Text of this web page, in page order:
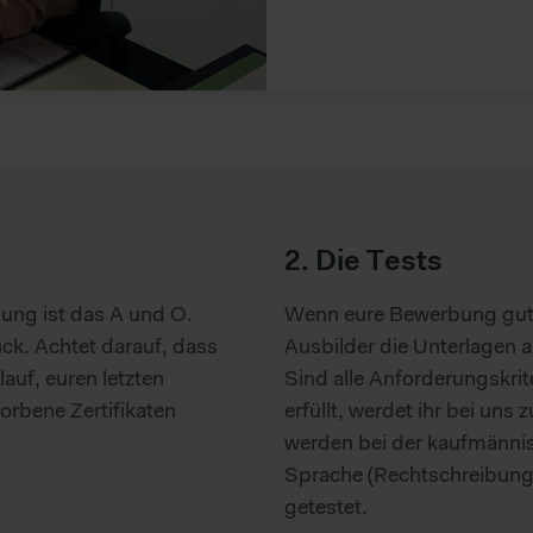
ist das A und O.
Achtet darauf, dass
euren letzten
Zertifikaten
2. Die Tests
Wenn eure Bewerbung
Ausbilder die Unterlagen
Sind alle
erfüllt, werdet ihr bei uns
werden bei der
Sprache
getestet.